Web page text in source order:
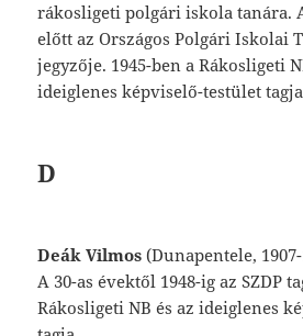
rákosligeti polgáriiskolatanára.
előttazOrszágosPolgáriIskolai
jegyzője. 1945-ben aRákosligeti
ideiglenesképviselő-testület
D
DeákVilmos (Dunapentele,
A 30-asévektől 1948-igazSZDP
Rákosligeti NBésazideiglenes